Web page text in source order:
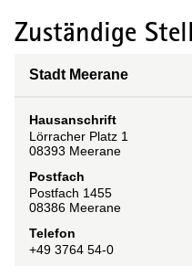
Zuständige
Stadt Meerane
Hausanschrift
Lörracher Platz 1
08393 Meerane
Postfach
Postfach 1455
08386 Meerane
Telefon
+49 3764 54-0